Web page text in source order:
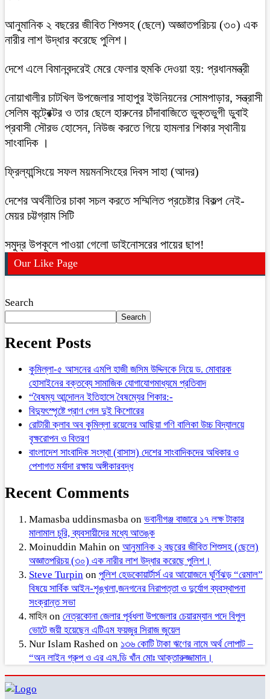
আনুমানিক ২ বছরের জীবিত শিশুসহ (ছেলে) অজ্ঞাতপরিচয় (৩০) এক
নারীর লাশ উদ্ধার করেছে পুলিশ।
দেশে এলে বিমানবন্দরেই মেরে ফেলার হুমকি দেওয়া হয়: প্রধানমন্ত্রী
নোয়াখালীর চাটখিল উপজেলার সাহাপুর ইউনিয়নের সোমপাড়ার, সন্ত্রাসী
সেলিম কন্ট্রেক্টর ও তার ছেলে হারুনের চাঁদাবাজিতে ভুক্তভুগী ডুবাই
প্রবাসী সৌরভ হোসেন, নিউজ করতে গিয়ে হামলার শিকার স্থানীয়
সাংবাদিক ।
ফ্রিল্যান্সিংয়ে সফল ময়মনসিংহের দিবস সাহা (আদর)
দেশের অর্থনীতির চাকা সচল করতে সম্মিলিত প্রচেষ্টার বিকল্প নেই-
মেয়র চট্টগ্রাম সিটি
সমুদ্র উপকূলে পাওয়া গেলো ডাইনোসরের পায়ের ছাপ!
Our Like Page
Search
Search
Recent Posts
কুমিল্লা-৫ আসনের এমপি হাজী জসিম উদ্দিনকে নিয়ে ড. মোবারক
হোসাইনের বক্তব্যে সামাজিক যোগাযোগমাধ্যমে প্রতিবাদ
“বৈষম্য আন্দোলন ইতিহাসে বৈষম্যের শিকার:-
বিদ্যুৎস্পৃষ্টে প্রাণ গেল দুই কিশোরের
রোটারী ক্লাব অব কুমিল্লা রয়েলের আছিয়া গণি বালিকা উচ্চ বিদ্যালয়ে
বৃক্ষরোপন ও বিতরণ
বাংলাদেশ সাংবাদিক সংস্থা (বাসাস) দেশের সাংবাদিকদের অধিকার ও
পেশাগত মর্যাদা রক্ষায় অঙ্গীকারবদ্ধ
Recent Comments
Mamasba uddinsmasba on ভবানীগঞ্জ বাজারে ১৭ লক্ষ টাকার
মালামাল চুরি, ব্যবসায়ীদের মধ্যে আতঙ্ক
Moinuddin Mahin on আনুমানিক ২ বছরের জীবিত শিশুসহ (ছেলে)
অজ্ঞাতপরিচয় (৩০) এক নারীর লাশ উদ্ধার করেছে পুলিশ।
Steve Turpin on পুলিশ হেডকোয়ার্টার্স এর আয়োজনে ঘূর্ণিঝড় “রেমাল”
বিষয়ে সার্বিক আইন-শৃঙ্খলা,জনগনের নিরাপত্তা ও দুর্যোগ ব্যবস্থাপনা
সংক্রান্ত সভা
মাহিন on নেত্রকোনা জেলার পূর্বধলা উপজেলার চেয়ারম্যান পদে বিপুল
ভোটে জয়ী হয়েছেন এটিএম ফয়জুর সিরাজ জুয়েল
Nur Islam Rashed on ১৩৬ কোটি টাকা ঋণের নামে অর্থ লোপাট –
“অন লাইন গ্রুপ ও এর এম.ডি খাঁন মোঃ আক্তারুজ্জামান।